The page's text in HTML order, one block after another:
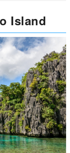
Island